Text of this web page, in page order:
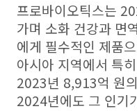
프로바이오틱스는
가며 소화 건강과 면
에게 필수적인 제품
아시아 지역에서 특
2023년 8,913억 원
2024년에도 그 인기